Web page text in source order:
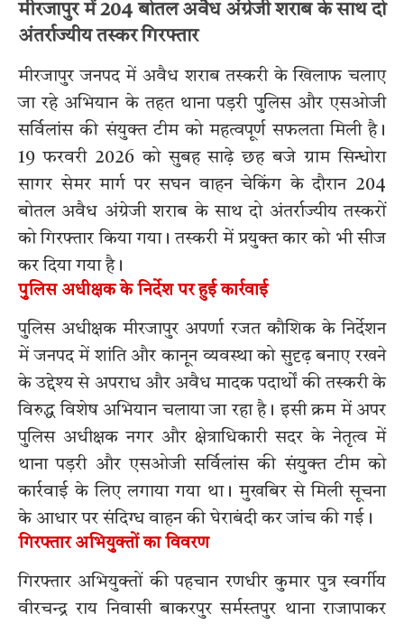
मीरजापुर में 204 बोतल अवैध अंग्रेजी शराब के साथ दो
अंतर्राज्यीय तस्कर गिरफ्तार
मीरजापुर जनपद में अवैध शराब तस्करी के खिलाफ चलाए
जा रहे अभियान के तहत थाना पड़री पुलिस और एसओजी
सर्विलांस की संयुक्त टीम को महत्वपूर्ण सफलता मिली है।
19 फरवरी 2026 को सुबह साढ़े छह बजे ग्राम सिन्धोरा
सागर सेमर मार्ग पर सघन वाहन चेकिंग के दौरान 204
बोतल अवैध अंग्रेजी शराब के साथ दो अंतर्राज्यीय तस्करों
को गिरफ्तार किया गया। तस्करी में प्रयुक्त कार को भी सीज
कर दिया गया है।
पुलिस अधीक्षक के निर्देश पर हुई कार्रवाई
पुलिस अधीक्षक मीरजापुर अपर्णा रजत कौशिक के निर्देशन
में जनपद में शांति और कानून व्यवस्था को सुदृढ़ बनाए रखने
के उद्देश्य से अपराध और अवैध मादक पदार्थों की तस्करी के
विरुद्ध विशेष अभियान चलाया जा रहा है। इसी क्रम में अपर
पुलिस अधीक्षक नगर और क्षेत्राधिकारी सदर के नेतृत्व में
थाना पड़री और एसओजी सर्विलांस की संयुक्त टीम को
कार्रवाई के लिए लगाया गया था। मुखबिर से मिली सूचना
के आधार पर संदिग्ध वाहन की घेराबंदी कर जांच की गई।
गिरफ्तार अभियुक्तों का विवरण
गिरफ्तार अभियुक्तों की पहचान रणधीर कुमार पुत्र स्वर्गीय
वीरचन्द्र राय निवासी बाकरपुर सर्मस्तपुर थाना राजापाकर